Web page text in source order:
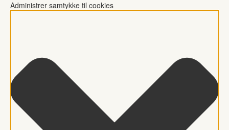
Administrer samtykke til cookies